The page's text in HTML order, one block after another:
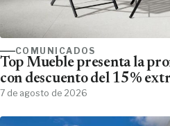
COMUNICADOS
Top Mueble presenta la
con descuento del 15%
7 de agosto de 2026